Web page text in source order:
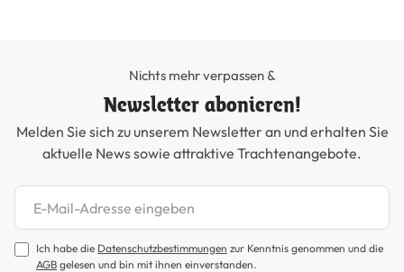
Nichts mehr verpassen &
Newsletter abonieren!
Melden Sie sich zu unserem Newsletter an und erhalten Sie
aktuelle News sowie attraktive Trachtenangebote.
Newsletter abonnieren
Ich habe die Datenschutzbestimmungen zur Kenntnis genommen und die
AGB gelesen und bin mit ihnen einverstanden.